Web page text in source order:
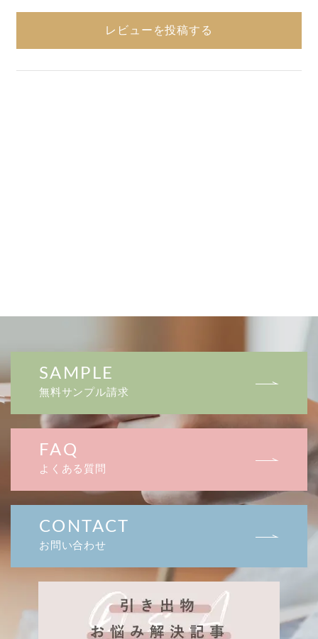
レビューを投稿する
SAMPLE
無料サンプル請求
FAQ
よくある質問
CONTACT
お問い合わせ